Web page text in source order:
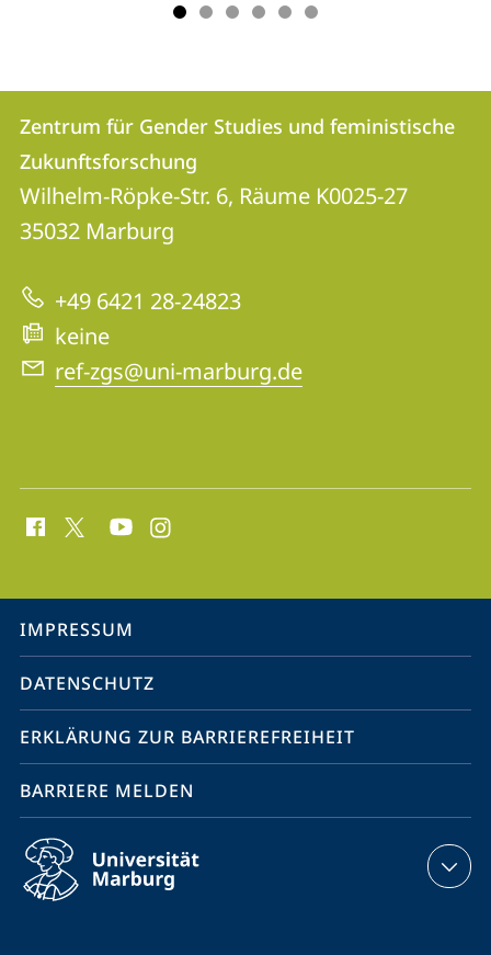
Kontakt
und
Informationen
zur
Website
Kontaktinformationen
Zentrum
für
Gender
und
feministische
Zukunftsforschung
Zentrum für Gender Studies und feministische
Zukunftsforschung
Wilhelm-Röpke-Str. 6, Räume K0025-27
35032 Marburg
+49 6421 28-24823
keine
ref-zgs@uni-marburg.de
Media
Service-
Navigation
IMPRESSUM
DATENSCHUTZ
ERKLÄRUNG ZUR BARRIEREFREIHEIT
BARRIERE MELDEN